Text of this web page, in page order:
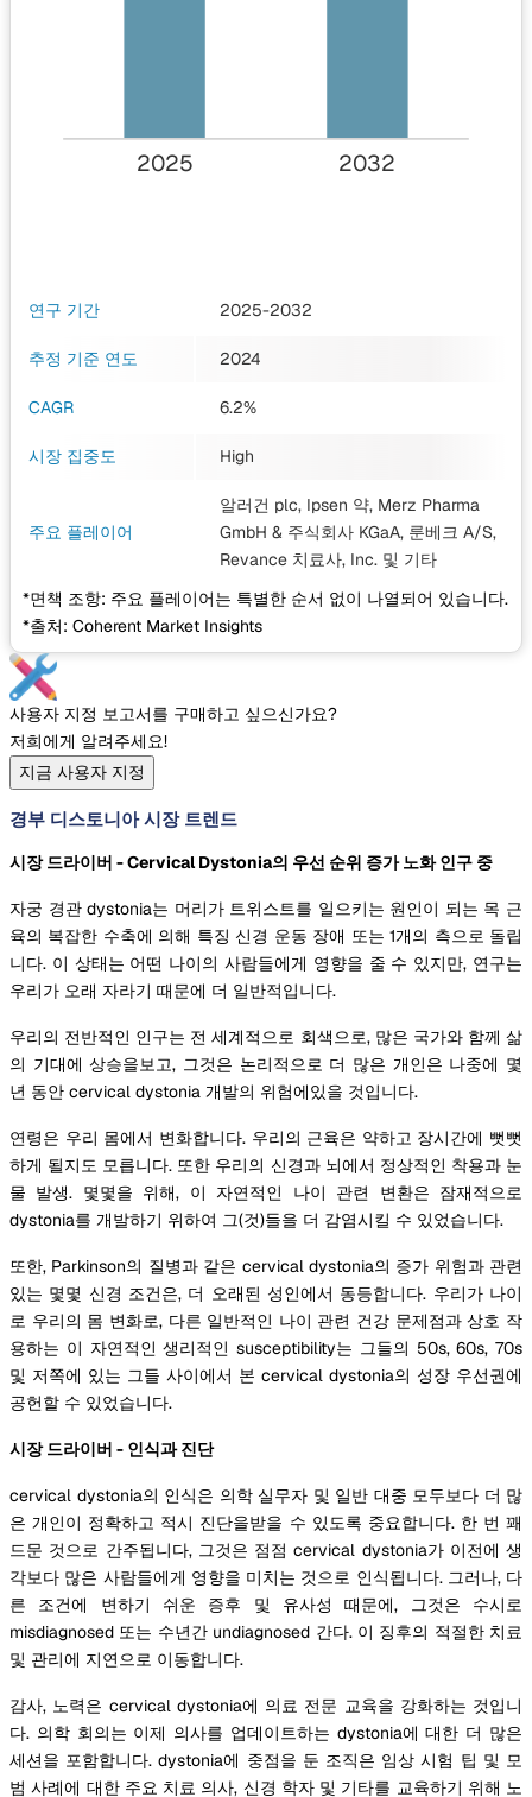
2025 2032
연구 기간 2025-2032
추정 기준 연도 2024
CAGR 6.2%
시장 집중도 High
주요 플레이어
알러건 plc, Ipsen 약, Merz Pharma
GmbH & 주식회사 KGaA, 룬베크 A/S,
Revance 치료사, Inc. 및 기타
*면책 조항: 주요 플레이어는 특별한 순서 없이 나열되어 있습니다.
*출처: Coherent Market Insights
사용자 지정 보고서를 구매하고 싶으신가요?
저희에게 알려주세요!
지금 사용자 지정
경부 디스토니아 시장 트렌드
시장 드라이버 - Cervical Dystonia의 우선 순위 증가 노화 인구 중
자궁 경관 dystonia는 머리가 트위스트를 일으키는 원인이 되는 목 근
육의 복잡한 수축에 의해 특징 신경 운동 장애 또는 1개의 측으로 돌립
니다. 이 상태는 어떤 나이의 사람들에게 영향을 줄 수 있지만, 연구는
우리가 오래 자라기 때문에 더 일반적입니다.
우리의 전반적인 인구는 전 세계적으로 회색으로, 많은 국가와 함께 삶
의 기대에 상승을보고, 그것은 논리적으로 더 많은 개인은 나중에 몇
년 동안 cervical dystonia 개발의 위험에있을 것입니다.
연령은 우리 몸에서 변화합니다. 우리의 근육은 약하고 장시간에 뻣뻣
하게 될지도 모릅니다. 또한 우리의 신경과 뇌에서 정상적인 착용과 눈
물 발생. 몇몇을 위해, 이 자연적인 나이 관련 변환은 잠재적으로
dystonia를 개발하기 위하여 그(것)들을 더 감염시킬 수 있었습니다.
또한, Parkinson의 질병과 같은 cervical dystonia의 증가 위험과 관련
있는 몇몇 신경 조건은, 더 오래된 성인에서 동등합니다. 우리가 나이
로 우리의 몸 변화로, 다른 일반적인 나이 관련 건강 문제점과 상호 작
용하는 이 자연적인 생리적인 susceptibility는 그들의 50s, 60s, 70s
및 저쪽에 있는 그들 사이에서 본 cervical dystonia의 성장 우선권에
공헌할 수 있었습니다.
시장 드라이버 - 인식과 진단
cervical dystonia의 인식은 의학 실무자 및 일반 대중 모두보다 더 많
은 개인이 정확하고 적시 진단을받을 수 있도록 중요합니다. 한 번 꽤
드문 것으로 간주됩니다, 그것은 점점 cervical dystonia가 이전에 생
각보다 많은 사람들에게 영향을 미치는 것으로 인식됩니다. 그러나, 다
른 조건에 변하기 쉬운 증후 및 유사성 때문에, 그것은 수시로
misdiagnosed 또는 수년간 undiagnosed 간다. 이 징후의 적절한 치료
및 관리에 지연으로 이동합니다.
감사, 노력은 cervical dystonia에 의료 전문 교육을 강화하는 것입니
다. 의학 회의는 이제 의사를 업데이트하는 dystonia에 대한 더 많은
세션을 포함합니다. dystonia에 중점을 둔 조직은 임상 시험 팁 및 모
범 사례에 대한 주요 치료 의사, 신경 학자 및 기타를 교육하기 위해 노